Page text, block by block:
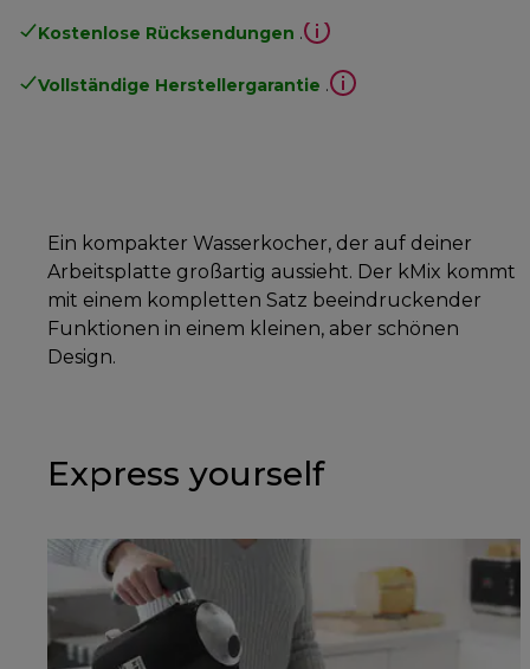
Kostenlose Rücksendungen .
Vollständige Herstellergarantie .
Ein kompakter Wasserkocher, der auf deiner
Arbeitsplatte großartig aussieht. Der kMix kommt
mit einem kompletten Satz beeindruckender
Funktionen in einem kleinen, aber schönen
Design.
Express yourself